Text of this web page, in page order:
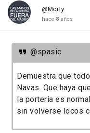
@Morty
hace 8 años
@spasic
Demuestra que
Navas. Que haya
la porteria es
sin volverse locos